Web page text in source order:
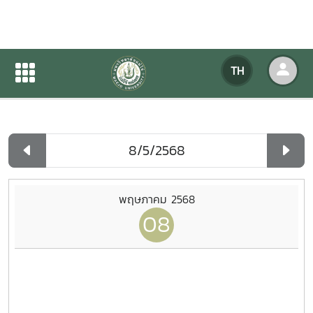
TH
ปฏิทินกิจกรรมของหน่วยงาน
ปฏิทินกิจกรรมของหน่วยงาน
พฤษภาคม 2568
08